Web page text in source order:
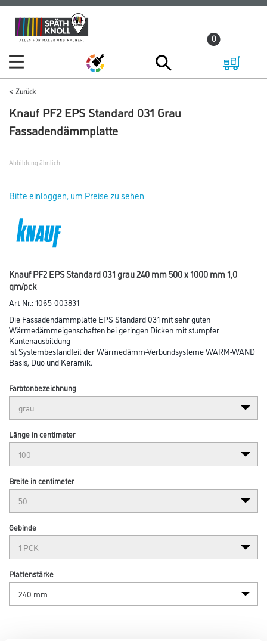
Zum
Inhalt
Zum
Navigationsmenü
0
Zurück
Knauf PF2 EPS Standard 031 Grau
Fassadendämmplatte
Bitte einloggen, um Preise zu sehen
Knauf PF2 EPS Standard 031 grau 240 mm 500 x 1000 mm 1,0
qm/pck
Die Fassadendämmplatte EPS Standard 031 mit sehr guten
Wärmedämmeigenschaften bei geringen Dicken mit stumpfer
Kantenausbildung